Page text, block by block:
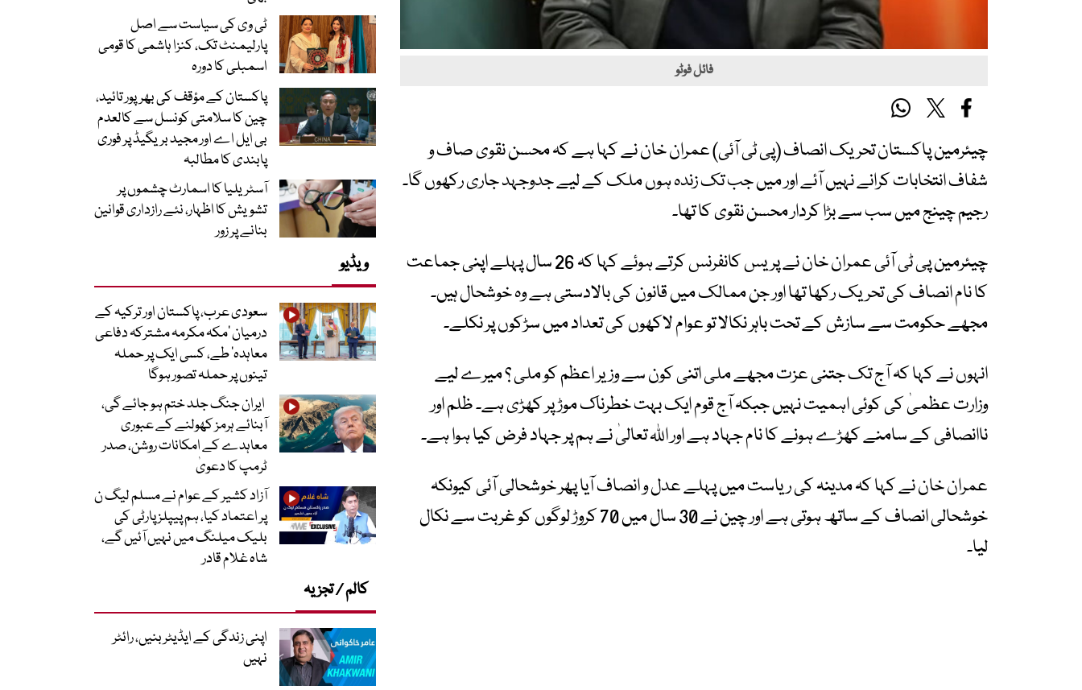
فائل فوٹو
چیئرمین پاکستان تحریک انصاف (پی ٹی آئی) عمران خان نے کہا ہے کہ محسن نقوی صاف و
شفاف انتخابات کرانے نہیں آئے اور میں جب تک زندہ ہوں ملک کے لیے جدوجہد جاری رکھوں گا۔
رجیم چینج میں سب سے بڑا کردار محسن نقوی کا تھا۔
چیئرمین پی ٹی آئی عمران خان نے پریس کانفرنس کرتے ہوئے کہا کہ 26 سال پہلے اپنی جماعت
کا نام انصاف کی تحریک رکھا تھا اور جن ممالک میں قانون کی بالادستی ہے وہ خوشحال ہیں۔
مجھے حکومت سے سازش کے تحت باہر نکالا تو عوام لاکھوں کی تعداد میں سڑکوں پر نکلے۔
انہوں نے کہا کہ آج تک جتنی عزت مجھے ملی اتنی کون سے وزیر اعظم کو ملی ؟ میرے لیے
وزارت عظمیٰ کی کوئی اہمیت نہیں جبکہ آج قوم ایک بہت خطرناک موڑ پر کھڑی ہے۔ ظلم اور
ناانصافی کے سامنے کھڑے ہونے کا نام جہاد ہے اور اللہ تعالیٰ نے ہم پر جہاد فرض کیا ہوا ہے۔
عمران خان نے کہا کہ مدینہ کی ریاست میں پہلے عدل و انصاف آیا پھر خوشحالی آئی کیونکہ
خوشحالی انصاف کے ساتھ ہوتی ہے اور چین نے 30 سال میں 70 کروڑ لوگوں کو غربت سے نکال
لیا۔
ٹی وی کی سیاست سے اصل
پارلیمنٹ تک، کنزا ہاشمی کا قومی
اسمبلی کا دورہ
پاکستان کے مؤقف کی بھرپور تائید،
چین کا سلامتی کونسل سے کالعدم
بی ایل اے اور مجید بریگیڈ پر فوری
پابندی کا مطالبہ
آسٹریلیا کا اسمارٹ چشموں پر
تشویش کا اظہار، نئے رازداری قوانین
بنانے پر زور
ویڈیو
سعودی عرب، پاکستان اور ترکیہ کے
درمیان ’مکہ مکرمہ مشترکہ دفاعی
معاہدہ‘ طے، کسی ایک پر حملہ
تینوں پر حملہ تصور ہوگا
ایران جنگ جلد ختم ہو جائے گی،
آبنائے ہرمز کھولنے کے عبوری
معاہدے کے امکانات روشن، صدر
ٹرمپ کا دعویٰ
آزاد کشیر کے عوام نے مسلم لیگ ن
پر اعتماد کیا، ہم پیپلز پارٹی کی
بلیک میلنگ میں نہیں آئیں گے،
شاہ غلام قادر
کالم / تجزیہ
اپنی زندگی کے ایڈیٹر بنیں، رائٹر
نہیں